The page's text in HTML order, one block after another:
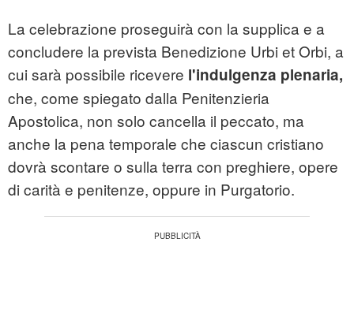
La celebrazione proseguirà con la supplica e a
concludere la prevista Benedizione Urbi et Orbi, a
cui sarà possibile ricevere l'indulgenza plenaria,
che, come spiegato dalla Penitenzieria
Apostolica, non solo cancella il peccato, ma
anche la pena temporale che ciascun cristiano
dovrà scontare o sulla terra con preghiere, opere
di carità e penitenze, oppure in Purgatorio.